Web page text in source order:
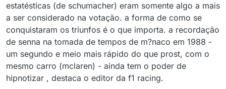
estatésticas (de schumacher) eram somente algo a mais
a ser considerado na votação. a forma de como se
conquistaram os triunfos é o que importa. a recordação
de senna na tomada de tempos de m?naco em 1988 -
um segundo e meio mais rápido do que prost, com o
mesmo carro (mclaren) - ainda tem o poder de
hipnotizar , destaca o editor da f1 racing.